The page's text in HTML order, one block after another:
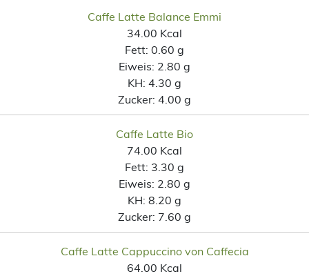
Caffe Latte Balance Emmi
34.00 Kcal
Fett: 0.60 g
Eiweis: 2.80 g
KH: 4.30 g
Zucker: 4.00 g
Caffe Latte Bio
74.00 Kcal
Fett: 3.30 g
Eiweis: 2.80 g
KH: 8.20 g
Zucker: 7.60 g
Caffe Latte Cappuccino von Caffecia
64.00 Kcal